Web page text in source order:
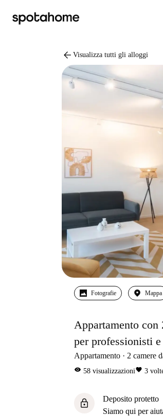
arrow_back Visualizza tutti gli alloggi
Fotografie Mappa
Appartamento
per professionisti
Appartamento 2 camere
visibility 58 visualizzazionifavorite 3
lock
Deposito protetto
Siamo qui per